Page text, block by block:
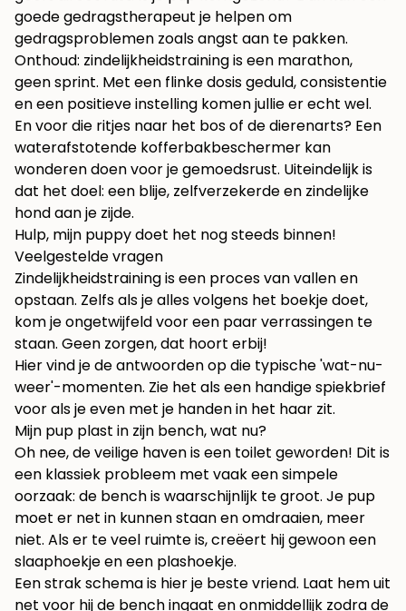
goede gedragstherapeut je helpen om
gedragsproblemen zoals angst aan te pakken.
Onthoud: zindelijkheidstraining is een marathon,
geen sprint. Met een flinke dosis geduld, consistentie
en een positieve instelling komen jullie er echt wel.
En voor die ritjes naar het bos of de dierenarts? Een
waterafstotende kofferbakbeschermer kan
wonderen doen voor je gemoedsrust. Uiteindelijk is
dat het doel: een blije, zelfverzekerde en zindelijke
hond aan je zijde.
Hulp, mijn puppy doet het nog steeds binnen!
Veelgestelde vragen
Zindelijkheidstraining is een proces van vallen en
opstaan. Zelfs als je alles volgens het boekje doet,
kom je ongetwijfeld voor een paar verrassingen te
staan. Geen zorgen, dat hoort erbij!
Hier vind je de antwoorden op die typische 'wat-nu-
weer'-momenten. Zie het als een handige spiekbrief
voor als je even met je handen in het haar zit.
Mijn pup plast in zijn bench, wat nu?
Oh nee, de veilige haven is een toilet geworden! Dit is
een klassiek probleem met vaak een simpele
oorzaak: de bench is waarschijnlijk te groot. Je pup
moet er net in kunnen staan en omdraaien, meer
niet. Als er te veel ruimte is, creëert hij gewoon een
slaaphoekje en een plashoekje.
Een strak schema is hier je beste vriend. Laat hem uit
net voor hij de bench ingaat en onmiddellijk zodra de